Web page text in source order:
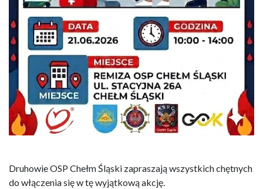
Druhowie OSP Chełm Śląski zapraszają wszystkich chętnych
do włączenia się w tę wyjątkową akcję.